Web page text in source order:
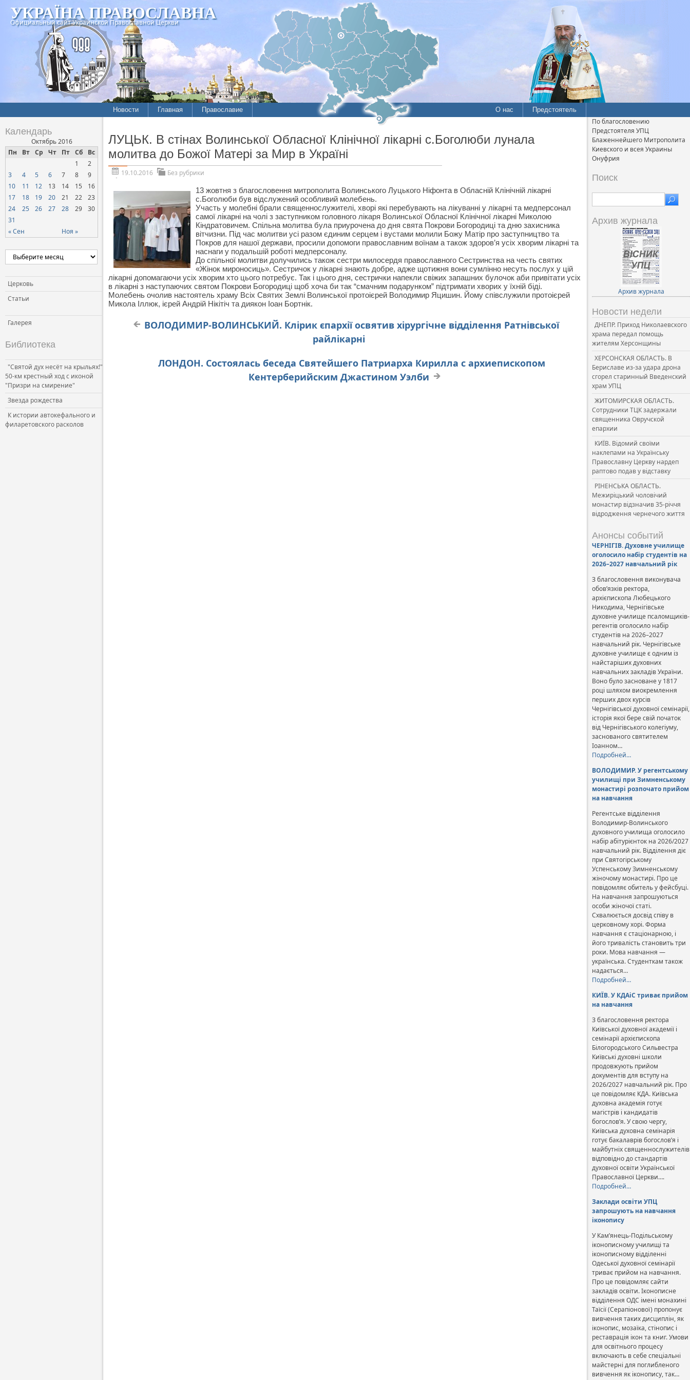
УКРАЇНА ПРАВОСЛАВНА
Официальный сайт Украинской Православной Церкви
Новости Главная Православие О нас Предстоятель
Календарь
Октябрь 2016
Пн
Вт Ср Чт Пт Сб Вс
« Сен Ноя »
1
2
3
4 5 6 7 8
9
10
11 12 13 14 15
16
17
18 19 20 21 22
23
24
25 26 27 28 29
30
31
Церковь
Статьи
Галерея
Библиотека
"Святой дух несёт на крыльях!"
50-км крестный ход с иконой
"Призри на смирение"
Звезда рождества
К истории автокефального и
филаретовского расколов
ЛУЦЬК. В стінах Волинської Обласної Клінічної лікарні с.Боголюби лунала
молитва до Божої Матері за Мир в Україні
19.10.2016
Без рубрики
13 жовтня з благословення митрополита Волинського Луцького Ніфонта в Обласній Клінічній лікарні
с.Боголюби був відслужений особливий молебень.
Участь у молебні брали священнослужителі, хворі які перебувають на лікуванні у лікарні та медперсонал
самої лікарні на чолі з заступником головного лікаря Волинської Обласної Клінічної лікарні Миколою
Кіндратовичем. Спільна молитва була приурочена до дня свята Покрови Богородиці та дню захисника
вітчизни. Під час молитви усі разом єдиним серцем і вустами молили Божу Матір про заступництво та
Покров для нашої держави, просили допомоги православним воїнам а також здоров’я усіх хворим лікарні та
наснаги у подальшій роботі медперсоналу.
До спільної молитви долучились також сестри милосердя православного Сестринства на честь святих
«Жінок мироносиць». Сестричок у лікарні знають добре, адже щотижня вони сумлінно несуть послух у цій
лікарні допомагаючи усіх хворим хто цього потребує. Так і цього дня, сестрички напекли свіжих запашних булочок аби привітати усіх
в лікарні з наступаючих святом Покрови Богородиці щоб хоча би так “смачним подарунком” підтримати хворих у їхній біді.
Молебень очолив настоятель храму Всіх Святих Землі Волинської протоієрей Володимир Яцишин. Йому співслужили протоієрей
Микола Іллюк, ієрей Андрій Нікітіч та диякон Іоан Бортнік.
ВОЛОДИМИР-ВОЛИНСЬКИЙ. Клірик єпархії освятив хірургічне відділення Ратнівської
райлікарні
ЛОНДОН. Состоялась беседа Святейшего Патриарха Кирилла с архиепископом
Кентерберийским Джастином Уэлби
По благословению
Предстоятеля УПЦ
Блаженнейшего Митрополита
Киевского и всея Украины
Онуфрия
Поиск
Архив журнала
Архив журнала
Новости недели
ДНЕПР. Приход Николаевского
храма передал помощь
жителям Херсонщины
ХЕРСОНСКАЯ ОБЛАСТЬ. В
Бериславе из-за удара дрона
сгорел старинный Введенский
храм УПЦ
ЖИТОМИРСКАЯ ОБЛАСТЬ.
Сотрудники ТЦК задержали
священника Овручской
епархии
КИЇВ. Відомий своїми
наклепами на Українську
Православну Церкву нардеп
раптово подав у відставку
РІНЕНСЬКА ОБЛАСТЬ.
Межиріцький чоловічий
монастир відзначив 35-річчя
відродження чернечого життя
Анонсы событий
ЧЕРНІГІВ. Духовне училище
оголосило набір студентів на
2026–2027 навчальний рік
З благословення виконувача
обов’язків ректора,
архієпископа Любецького
Никодима, Чернігівське
духовне училище псаломщиків-
регентів оголосило набір
студентів на 2026–2027
навчальний рік. Чернігівське
духовне училище є одним із
найстаріших духовних
навчальних закладів України.
Воно було засноване у 1817
році шляхом виокремлення
перших двох курсів
Чернігівської духовної семінарії,
історія якої бере свій початок
від Чернігівського колегіуму,
заснованого святителем
Іоанном…
Подробней…
ВОЛОДИМИР. У регентському
училищі при Зимненському
монастирі розпочато прийом
на навчання
Регентське відділення
Володимир-Волинського
духовного училища оголосило
набір абітурієнток на 2026/2027
навчальний рік. Відділення діє
при Святогірському
Успенському Зимненському
жіночому монастирі. Про це
повідомляє обитель у фейсбуці.
На навчання запрошуються
особи жіночої статі.
Схвалюється досвід співу в
церковному хорі. Форма
навчання є стаціонарною, і
його тривалість становить три
роки. Мова навчання —
українська. Студенткам також
надається…
Подробней…
КИЇВ. У КДАіС триває прийом
на навчання
З благословення ректора
Київської духовної академії і
семінарії архієпископа
Білогородського Сильвестра
Київські духовні школи
продовжують прийом
документів для вступу на
2026/2027 навчальний рік. Про
це повідомляє КДА. Київська
духовна академія готує
магістрів і кандидатів
богослов’я. У свою чергу,
Київська духовна семінарія
готує бакалаврів богослов’я і
майбутніх священнослужителів
відповідно до стандартів
духовної освіти Української
Православної Церкви….
Подробней…
Заклади освіти УПЦ
запрошують на навчання
іконопису
У Кам’янець-Подільському
іконописному училищі та
іконописному відділенні
Одеської духовної семінарії
триває прийом на навчання.
Про це повідомляє сайти
закладів освіти. Іконописне
відділення ОДС імені монахині
Таїсії (Серапіонової) пропонує
вивчення таких дисциплін, як
іконопис, мозаїка, стінопис і
реставрація ікон та книг. Умови
для освітнього процесу
включають в себе спеціальні
майстерні для поглибленого
вивчення як іконопису, так…